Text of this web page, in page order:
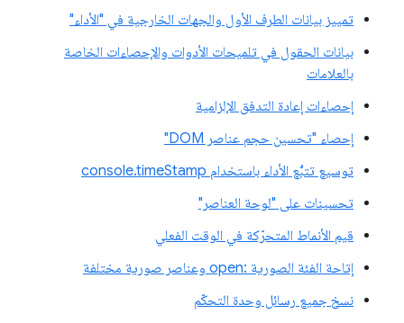
تمييز بيانات الطرف الأول والجهات الخارجية في "الأداء"
بيانات الحقول في تلميحات الأدوات والإحصاءات الخاصة
بالعلامات
إحصاءات إعادة التدفق الإلزامية
إحصاء "تحسين حجم عناصر DOM"
توسيع تتبُّع الأداء باستخدام console.timeStamp
تحسينات على "لوحة العناصر"
قيم الأنماط المتحرّكة في الوقت الفعلي
إتاحة الفئة الصورية :open وعناصر صورية مختلفة
نسخ جميع رسائل وحدة التحكّم